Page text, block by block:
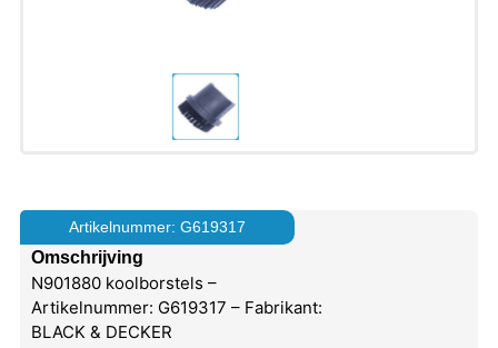
Artikelnummer: G619317
Omschrijving
N901880 koolborstels –
Artikelnummer: G619317 – Fabrikant:
BLACK & DECKER